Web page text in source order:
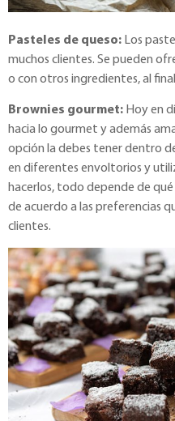
Pasteles de queso: Los
muchos clientes. Se pueden
o con otros ingredientes, al
Brownies gourmet: Hoy en
hacia lo gourmet y además
opción la debes tener dentro
en diferentes envoltorios y
hacerlos, todo depende de
de acuerdo a las preferencias
clientes.